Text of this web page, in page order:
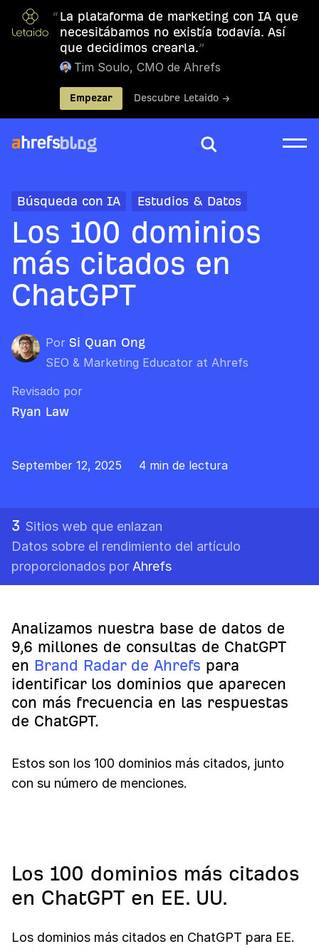
“ La plataforma de marketing con IA que
necesitábamos no existía todavía. Así
que decidimos crearla.”
Tim Soulo, CMO de Ahrefs
Empezar Descubre Letaido →
Búsqueda con IA Estudios & Datos
Los 100 dominios
más citados en
ChatGPT
Por Si Quan Ong
SEO & Marketing Educator at Ahrefs
Revisado por
Ryan Law
September 12, 2025 4 min de lectura
3 Sitios web que enlazan
Datos sobre el rendimiento del artículo
proporcionados por Ahrefs
Analizamos nuestra base de datos de
9,6 millones de consultas de ChatGPT
en Brand Radar de Ahrefs para
identificar los dominios que aparecen
con más frecuencia en las respuestas
de ChatGPT.
Estos son los 100 dominios más citados, junto
con su número de menciones.
Los 100 dominios más citados
en ChatGPT en EE. UU.
Los dominios más citados en ChatGPT para EE.